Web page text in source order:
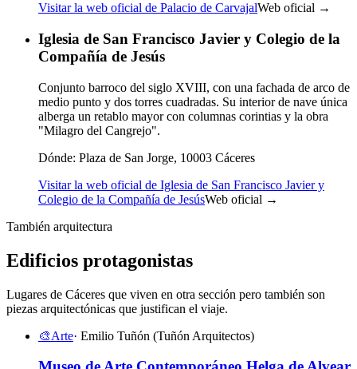
Visitar la web oficial de Palacio de CarvajalWeb oficial →
Iglesia de San Francisco Javier y Colegio de la
Compañía de Jesús
Conjunto barroco del siglo XVIII, con una fachada de arco de
medio punto y dos torres cuadradas. Su interior de nave única
alberga un retablo mayor con columnas corintias y la obra
"Milagro del Cangrejo".
Dónde: Plaza de San Jorge, 10003 Cáceres
Visitar la web oficial de Iglesia de San Francisco Javier y
Colegio de la Compañía de JesúsWeb oficial →
También arquitectura
Edificios protagonistas
Lugares de Cáceres que viven en otra sección pero también son
piezas arquitectónicas que justifican el viaje.
🎨Arte· Emilio Tuñón (Tuñón Arquitectos)